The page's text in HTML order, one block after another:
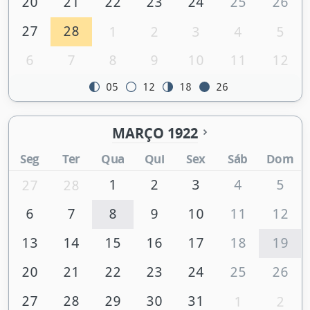
27
28 1 2 3 4
5
6
7 8 9 10 11 12
05 12 18 26
MARÇO 1922
Seg Ter Qua Qui Sex Sáb Dom
27 28 1 2 3 4
5
6
7 8 9 10 11
12
13
14 15 16 17 18
19
20
21 22 23 24 25
26
27
28 29 30 31 1 2